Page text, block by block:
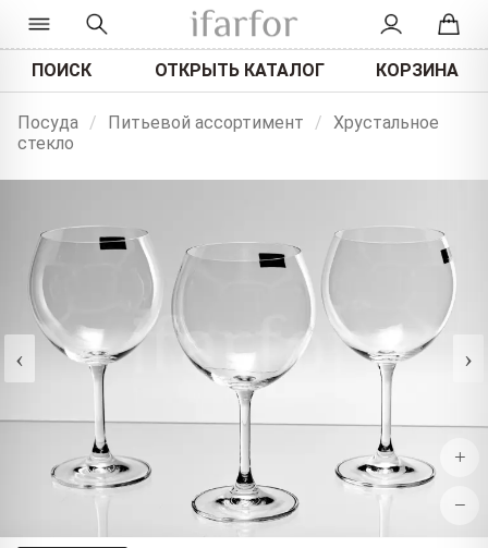
ПОИСК ОТКРЫТЬ КАТАЛОГ КОРЗИНА
Посуда / Питьевой ассортимент / Хрустальное
стекло
‹ ›
+
−